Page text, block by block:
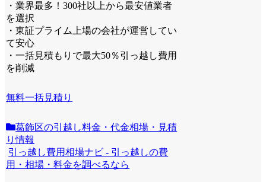
・業界最多！300社以上から最安値業者
を選択
・東証プライム上場の会社が運営してい
て安心
・一括見積もりで最大50％引っ越し費用
を削減
無料一括見積り
葛飾区の引越し料金・代金相場・見積
り情報
引っ越し費用相場ナビ - 引っ越しの費
用・相場・料金を調べるなら